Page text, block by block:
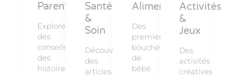
Parentalité
Explorez
des
conseils,
des
histoires
Santé
&
Soin
Découvrez
des
articles
Alimentation
Des
premières
bouchées
de
bébé
Activités
&
Jeux
Des
activités
créatives